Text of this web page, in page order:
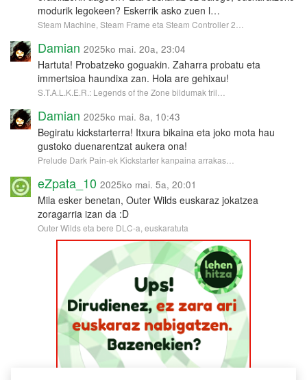
modurik legokeen? Eskerrik asko zuen l…
Steam Machine, Steam Frame eta Steam Controller 2…
Damian 2025ko mai. 20a, 23:04
Hartuta! Probatzeko goguakin. Zaharra probatu eta
immertsioa haundixa zan. Hola are gehixau!
S.T.A.L.K.E.R.: Legends of the Zone bildumak tril…
Damian 2025ko mai. 8a, 10:43
Begiratu kickstarterra! Itxura bikaina eta joko mota hau
gustoko duenarentzat aukera ona!
Prelude Dark Pain-ek Kickstarter kanpaina arrakas…
eZpata_10 2025ko mai. 5a, 20:01
Mila esker benetan, Outer Wilds euskaraz jokatzea
zoragarria izan da :D
Outer Wilds eta bere DLC-a, euskaratuta